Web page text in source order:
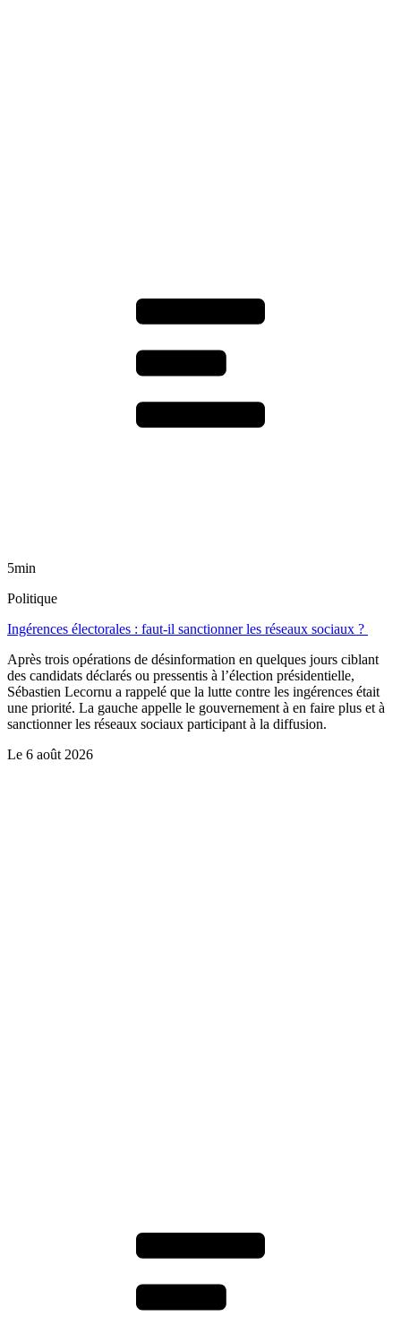
5min
Politique
Ingérences électorales : faut-il sanctionner les réseaux sociaux ?
Après trois opérations de désinformation en quelques jours ciblant
des candidats déclarés ou pressentis à l’élection présidentielle,
Sébastien Lecornu a rappelé que la lutte contre les ingérences était
une priorité. La gauche appelle le gouvernement à en faire plus et à
sanctionner les réseaux sociaux participant à la diffusion.
Le 6 août 2026